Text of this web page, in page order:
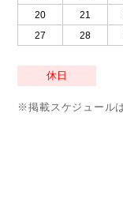
20
21
27
28
休日
※掲載スケジュール